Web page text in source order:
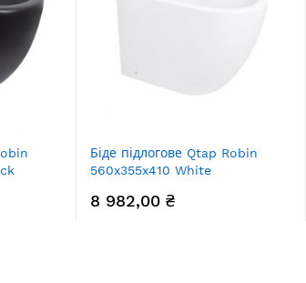
Біде підлогове Qtap Robin
560x355x410 White
8 982,00 ₴